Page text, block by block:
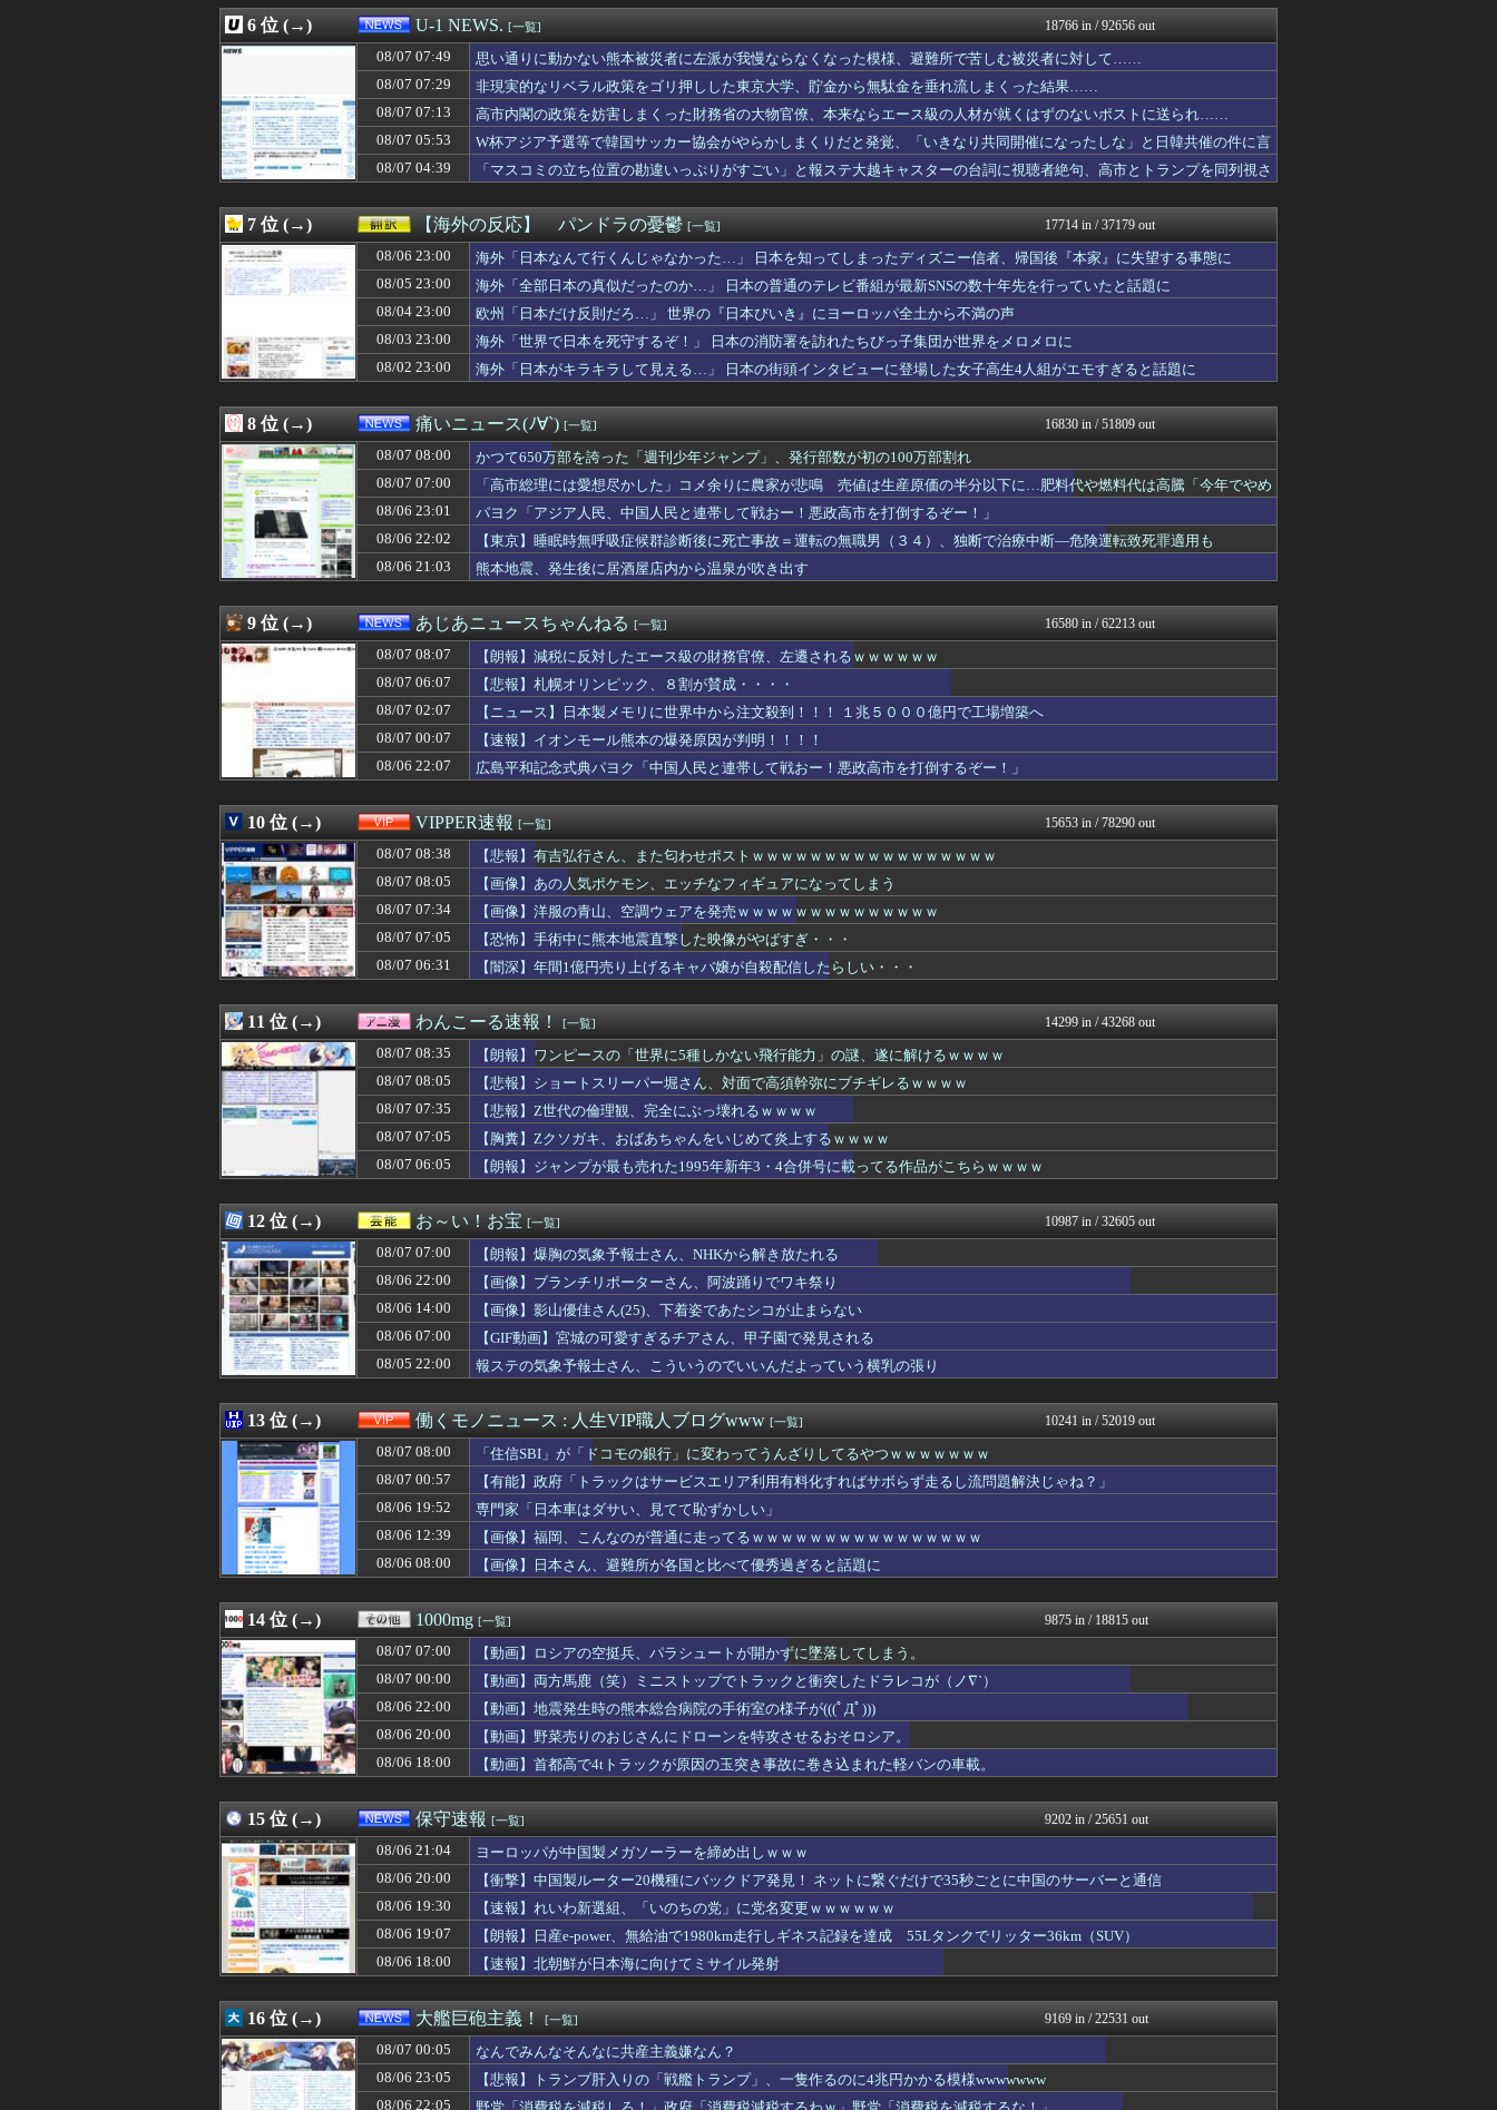
08/07 08:00
「≠ME(ノットイコールミー)」のメンバーがBABYMETAL「ギミチョコ」を...
08/07 08:00
「住信SBI」が「ドコモの銀行」に変わってうんざりしてるやつｗｗｗｗｗｗｗ
働くモノニュース : 人生...
08/07 08:00
熊さん、人間が勝手に山壊した結果殺されてしまう…これ半分虐殺だろ
登山ちゃんねる
【朗報】カプコン「『モンハンワイルズ』販売は“改善傾向”―中長期でワールド超え...
ゲーム実況者速報＠YouT...
08/07 08:00
【乞食速報】メキシコ麻薬カルテルのリーダーの情報提供で39億円！お前ら急げ！
マジキチ速報
08/07 08:00
【物議】恵俊彰「総理がいろんなところに足を運べば、クーラーが設置されるのでは」
アルファルファモザイク＠ネ...
08/07 08:00
【グラブル】そろそろ仲間にならないかな... / 星座イベもそろそろストーリー...
ミニゴブ速報 ～グラブルま...
08/07 08:00
【艦これ】デイス 他
あ艦これ ～艦隊これくしょ...
08/07 08:00
【遊戯王OCG情報】ユーティリティセレクションの収録リストが判明！
スターライト速報 -遊戯王...
08/07 08:00
【動画】ショートスリーパー堀さん、対面で高須幹弥にキレる ← 睡眠は大事だと話...
哲学ニュースnwk
08/07 08:00
【にじさんじ】お互いをコードネームで呼び合ってたよいゆめ
08/07 08:00
かつて650万部を誇った「週刊少年ジャンプ」、発行部数が初の100万部割れ
痛いニュース(ﾉ∀`)
08/07 08:00
【悲報】週間少年ジャンプの「グッズ(43億円分)」を注文し全てキャンセルした女...
投資ちゃんねる
08/07 08:00
【ラブライブ！】【画像】澁谷かのんちゃんの足の指【Liella!】
コンテンツ・声優 | ラブ...
【東方】みすちーの本命は誰なの
08/07 08:00
【悲報】40度超えで働くゴミ収集員さん、コンビニで水分補給しただけで市民からブ...
バイク速報
08/07 08:00
筒井あやめ、ガチでデカいってwwwww(画像あり)
乃木通 乃木坂46櫻坂46...
08/07 08:00
旦那のとこのパート事務員(美人)に呼び止められた。すると「あんな物(昼食)を旦...
かぞくちゃんねる
08/07 08:00
外国人「日本の入国管理局で腹が立ったことはお前らがちゃんと列に並ばないことだ」
ガラパゴスジャパン - 海...
08/07 08:00
「知らないわよ、この値段なんだから全部いいのが欲しいの」イチゴ売り場で言い返さ...
08/07 08:00
【衝撃】韓国人「これ、ハイキューの実写版だろ」
08/07 08:00
韓国人「韓国のネットフリックスで初めて１位になった日本のコンテンツについて」「...
ハナミズキの韓国ブログ[海...
08/07 08:00
王洪文とは何者か——紡績工場の保安員が38歳で党副主席になった「ヘリコプター式...
ネトウヨにゅーす
08/07 07:58
左手骨折の長谷川信哉が打撃再開 8月中旬に実戦復帰を目指す
08/07 07:58
【議論】森平麗心、43枚目は選抜継続か？
乃木坂46まとめ 乃木りん...
08/07 07:58
前後の人と熟語が完成したら幸せになれるトピ
がーるずレポート - ガー...
08/07 07:57
理想的な年の取り方をしている人
基地沢直樹-復讐・修羅場・...
08/07 07:57
中国「台風接近！」台風13号「三峡直撃予測」中国「上流大洪水！（三峡上流」中国...
/)；｀ω´)＜国家総動...
08/07 07:55
中国出資の高速鉄道、インドネシア政府が運営会社の株引き受けへ [8/6]
国難にあってもの申す！！
08/07 07:54
東京ヤクルトスワローズの貯金推移ｗｗｗｗｗｗｗｗｗｗｗｗｗｗｗｗｗｗｗｗｗｗｗ...
インチキ買い取り業者について語ろう！！
思い通りに動かない熊本被災者に左派が我慢ならなくなった模様、避難所で苦しむ被災...
U-1 NEWS.
08/07 07:47
高校生「鬼滅や金カムより面白い漫画なんてこの世にあるんですか？ すごい漫画なら...
スマブラ屋さん | スマブ...
08/07 07:47
この若者言葉の意味分かるならプラス
08/07 07:47
盗んだネックレスを質屋に持ち込み「ダイヤじゃないよ」といわれて怒り心頭でAママ...
奥様は鬼女-DQN返しまと...
08/07 07:47
【動画】 かもしれない運転、限界突破
ゴールデンタイムズ
08/07 07:45
【日向坂46】大田美月さん、このグループを牛耳れそう...
日向坂46まとめもり～
08/07 07:45
【画像】ラノベ作家（52）「新作ラブコメ書いたぞ！ｗ」X民「いい歳こいてラブコ...
アニゲー速報
08/07 07:45
【悲報】NISA口座2052万のうち「約4割が未稼働」だったwwwwww
08/07 07:45
てか欧州も三冠って概念が薄れとるし、三冠を気にするのは日本くらいになるんやろか...
08/07 07:45
対阪神戦に異常に打つダルベックみたいな奴ってなんでなん？
阪神タイガースちゃんねる
08/07 07:44
【AI】年商10億円を超える「ひとり親方」が急増
08/07 07:43
海外「どんでん返し！」ロドリのバルサ入りが濃厚になって海外大騒ぎ！（海外の反応...
08/07 07:43
広末涼子が活動再開 病名公表を決意させた、次男からの言葉明かす
まとめたニュース
08/07 07:41
【画像】オンラインで注文とキャンセル繰り返し総額43億円被害32歳の美女を逮捕
mashlife通信
08/07 07:40
一ノ瀬美空ちゃん、イワシの三枚おろしに挑戦！！！【乃木坂46】
坂道情報通～乃木坂46まと...
08/07 07:40
【子どもを生んで一人前？】結婚相談所職員さん、子なし女性にド正論を述べてしまう...
結婚・恋愛ニュースぷらす
08/07 07:40
マイコラス、若い頃は若かった
08/07 07:40
嫁「ごめんなさい、彼氏との子供ができたから別れてほしいの」間男「頼む！」俺「エ...
08/07 07:40
中国人に聞いた「一番悪いと思う国は？」 →1位中国
にゅーすアルー！
08/07 07:39
【朗報】お触りOKなベトナムの卒業式が羨まし過ぎるｗｗｗｗｗｗｗｗｗｗｗｗｗｗ...
「自分は1人しかいない」人格の定義が他人と違って驚いた
本当に頭がいい人の特徴
08/07 07:39
職場のおばちゃんたちの会話を聞き耳頭巾ｗ
奥様は鬼女-DQN返しまと...
08/07 07:35
【悲報】Z世代の倫理観、完全にぶっ壊れるｗｗｗｗ
わんこーる速報！
08/07 07:35
中日ドラゴンズ、Aクラスまで3ゲーム差wwww
竜速（りゅうそく）
08/07 07:35
子どもが中学受験してる知り合い、たくさん受けさせてるけど合格したの通えない距離...
08/07 07:34
【大地震】専門家「南海トラフだけでなく直下型地震にも注意を」…中部各地に危険度...
08/07 07:34
【画像】洋服の青山、空調ウェアを発売ｗｗｗｗｗｗｗｗｗｗｗｗｗｗ
VIPPER速報
08/07 07:34
【画像】中村敬斗 かっこいいアスリート調査 1位 W杯でインスタフォロワー1...
筋肉速報
08/07 07:34
最近冷たい空調服ってやつが出てるらしくめっちゃ欲しい
08/07 07:33
ウイグル人の女優が美人すぎる
08/07 07:33
カープ安仁屋、益田＆小園にブチ切れ「この時期に来て勉強はない」
広島東洋カープまとめブログ...
08/07 07:31
2歳半の息子が随分と語彙が増えてきた
気団談
08/07 07:31
【画像】松本人志さん、大勢の若いファンに囲まれてご満悦ｗｗｗｗｗｗ
なんJ PRIDE
08/07 07:31
【えっ】ワキガの兄貴が出社してたら『とんでもないこと』になったｗｗｗｗｗｗｗ
08/07 07:30
【画像】「パンツを見せるためだけのアニメ」あったでしょｗｗｗｗｗ
ぴこ速(〃'∇'〃)？
08/07 07:30
涼宮ハルヒ、今見ても面白い
ああ言えばForYou
08/07 07:30
「パチンコ・パチスロは適度に楽しむ遊びです。 のめり込みに注意しましょう。」←...
パチンコ・パチスロ.com
08/07 07:30
【デレマス】和久井留美「夢を作って、いつか遊んで」
08/07 07:30
【画像】本田望結の妹、本田望結より実ってしまうｗｗｗｗｗｗｗｗ
08/07 07:30
【悲報】身元不明で病院に運ばれたオタク、待ち受けから「ラブライブ」と呼ばれるｗ...
アルファルファモザイク＠ネ...
08/07 07:30
【ネオポルテ】ぺんぺ「うわシーモア復活してくれねえかな」
Vtuberまとめるよ～ん
08/07 07:30
始球式で変な投げ方する人って結構いるけどさ
ファイターズ王国＠日ハムま...
08/07 07:30
女性セブンにイケメン棋士”S6”が登場 渡辺明九段大激怒😤👎👎
2ch名人
08/07 07:30
海外「日本の猫の保護施設で行われている儀式に思わずほっこりしてしまった」 海外...
08/07 07:29
非現実的なリベラル政策をゴリ押しした東京大学、貯金から無駄金を垂れ流しまくった...
08/07 07:29
【衝撃】中日ドラゴンズのwar、セリーグ1位と0.9しか変わらない 首位でもお...
なんじぇいスタジアム＠なん...
08/07 07:29
木下優樹菜さん 長女の14歳誕生日を祝福 “推し”のアイドルも明かす「この場で...
がーるずレポート - ガー...
08/07 07:29
【朗報】マクドナルド、今度のポケモンハッピーセットは転売対策バッチリ！！！
08/07 07:29
イオンモール熊本の爆発「配管が損傷しガス漏れ、着火した可能性」福岡酸素、経産省...
08/07 07:28
インドネシア「高速鉄道！」中国「大赤字！」インドネシア「運営会社の株式購入！（...
/)；｀ω´)＜国家総動...
08/07 07:27
【悲報】なろう系のせいでアニメ後進国になったと言っても過言じゃない 異世界転生まとめ速報
6 位 (→) U-1 NEWS. [一覧] 18766 in / 92656 out
08/07 07:49
思い通りに動かない熊本被災者に左派が我慢ならなくなった模様、避難所で苦しむ被災者に対して……
08/07 07:29
非現実的なリベラル政策をゴリ押しした東京大学、貯金から無駄金を垂れ流しまくった結果……
08/07 07:13
高市内閣の政策を妨害しまくった財務省の大物官僚、本来ならエース級の人材が就くはずのないポストに送られ……
08/07 05:53
W杯アジア予選等で韓国サッカー協会がやらかしまくりだと発覚、「いきなり共同開催になったしな」と日韓共催の件に言
及する声も……
08/07 04:39
「マスコミの立ち位置の勘違いっぷりがすごい」と報ステ大越キャスターの台詞に視聴者絶句、高市とトランプを同列視さ
7 位 (→) 【海外の反応】 パンドラの憂鬱 [一覧] 17714 in / 37179 out
08/06 23:00
海外「日本なんて行くんじゃなかった…」 日本を知ってしまったディズニー信者、帰国後『本家』に失望する事態に
08/05 23:00
海外「全部日本の真似だったのか…」 日本の普通のテレビ番組が最新SNSの数十年先を行っていたと話題に
08/04 23:00
欧州「日本だけ反則だろ…」 世界の『日本びいき』にヨーロッパ全土から不満の声
08/03 23:00
海外「世界で日本を死守するぞ！」 日本の消防署を訪れたちびっ子集団が世界をメロメロに
08/02 23:00
海外「日本がキラキラして見える…」 日本の街頭インタビューに登場した女子高生4人組がエモすぎると話題に
8 位 (→) 痛いニュース(ﾉ∀`) [一覧] 16830 in / 51809 out
08/07 08:00
かつて650万部を誇った「週刊少年ジャンプ」、発行部数が初の100万部割れ
08/07 07:00
「高市総理には愛想尽かした」コメ余りに農家が悲鳴 売値は生産原価の半分以下に…肥料代や燃料代は高騰「今年でやめ
る」農家も
08/06 23:01
パヨク「アジア人民、中国人民と連帯して戦おー！悪政高市を打倒するぞー！」
08/06 22:02
【東京】睡眠時無呼吸症候群診断後に死亡事故＝運転の無職男（３４）、独断で治療中断―危険運転致死罪適用も
08/06 21:03
熊本地震、発生後に居酒屋店内から温泉が吹き出す
9 位 (→) あじあニュースちゃんねる [一覧] 16580 in / 62213 out
08/07 08:07
【朗報】減税に反対したエース級の財務官僚、左遷されるｗｗｗｗｗｗ
08/07 06:07
【悲報】札幌オリンピック、８割が賛成・・・・
08/07 02:07
【ニュース】日本製メモリに世界中から注文殺到！！！ １兆５０００億円で工場増築へ
08/07 00:07
【速報】イオンモール熊本の爆発原因が判明！！！！
08/06 22:07
広島平和記念式典パヨク「中国人民と連帯して戦おー！悪政高市を打倒するぞー！」
10 位 (→) VIPPER速報 [一覧] 15653 in / 78290 out
08/07 08:38
【悲報】有吉弘行さん、また匂わせポストｗｗｗｗｗｗｗｗｗｗｗｗｗｗｗｗｗ
08/07 08:05
【画像】あの人気ポケモン、エッチなフィギュアになってしまう
08/07 07:34
【画像】洋服の青山、空調ウェアを発売ｗｗｗｗｗｗｗｗｗｗｗｗｗｗ
08/07 07:05
【恐怖】手術中に熊本地震直撃した映像がやばすぎ・・・
08/07 06:31
【闇深】年間1億円売り上げるキャバ嬢が自殺配信したらしい・・・
11 位 (→) わんこーる速報！ [一覧] 14299 in / 43268 out
08/07 08:35
【朗報】ワンピースの「世界に5種しかない飛行能力」の謎、遂に解けるｗｗｗｗ
08/07 08:05
【悲報】ショートスリーパー堀さん、対面で高須幹弥にブチギレるｗｗｗｗ
08/07 07:35
【悲報】Z世代の倫理観、完全にぶっ壊れるｗｗｗｗ
08/07 07:05
【胸糞】Zクソガキ、おばあちゃんをいじめて炎上するｗｗｗｗ
08/07 06:05
【朗報】ジャンプが最も売れた1995年新年3・4合併号に載ってる作品がこちらｗｗｗｗ
12 位 (→) お～い！お宝 [一覧] 10987 in / 32605 out
08/07 07:00
【朗報】爆胸の気象予報士さん、NHKから解き放たれる
08/06 22:00
【画像】ブランチリポーターさん、阿波踊りでワキ祭り
08/06 14:00
【画像】影山優佳さん(25)、下着姿であたシコが止まらない
08/06 07:00
【GIF動画】宮城の可愛すぎるチアさん、甲子園で発見される
08/05 22:00
報ステの気象予報士さん、こういうのでいいんだよっていう横乳の張り
13 位 (→) 働くモノニュース : 人生VIP職人ブログwww [一覧] 10241 in / 52019 out
08/07 08:00
「住信SBI」が「ドコモの銀行」に変わってうんざりしてるやつｗｗｗｗｗｗｗ
08/07 00:57
【有能】政府「トラックはサービスエリア利用有料化すればサボらず走るし流問題解決じゃね？」
08/06 19:52
専門家「日本車はダサい、見てて恥ずかしい」
08/06 12:39
【画像】福岡、こんなのが普通に走ってるｗｗｗｗｗｗｗｗｗｗｗｗｗｗｗｗ
08/06 08:00
【画像】日本さん、避難所が各国と比べて優秀過ぎると話題に
14 位 (→) 1000mg [一覧] 9875 in / 18815 out
08/07 07:00
【動画】ロシアの空挺兵、パラシュートが開かずに墜落してしまう。
08/07 00:00
【動画】両方馬鹿（笑）ミニストップでトラックと衝突したドラレコが（ノ∇`）
08/06 22:00
【動画】地震発生時の熊本総合病院の手術室の様子が(((ﾟДﾟ)))
08/06 20:00
【動画】野菜売りのおじさんにドローンを特攻させるおそロシア。
08/06 18:00
【動画】首都高で4tトラックが原因の玉突き事故に巻き込まれた軽バンの車載。
15 位 (→) 保守速報 [一覧] 9202 in / 25651 out
08/06 21:04
ヨーロッパが中国製メガソーラーを締め出しｗｗｗ
08/06 20:00
【衝撃】中国製ルーター20機種にバックドア発見！ ネットに繋ぐだけで35秒ごとに中国のサーバーと通信
08/06 19:30
【速報】れいわ新選組、「いのちの党」に党名変更ｗｗｗｗｗｗ
08/06 19:07
【朗報】日産e-power、無給油で1980km走行しギネス記録を達成 55Lタンクでリッター36km（SUV）
08/06 18:00
【速報】北朝鮮が日本海に向けてミサイル発射
16 位 (→) 大艦巨砲主義！ [一覧] 9169 in / 22531 out
08/07 00:05
なんでみんなそんなに共産主義嫌なん？
08/06 23:05
【悲報】トランプ肝入りの「戦艦トランプ」、一隻作るのに4兆円かかる模様wwwwwww
08/06 22:05